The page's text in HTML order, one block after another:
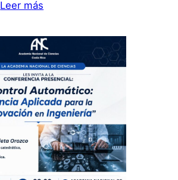
Leer más
Internacional
de
Videos
“Descubramos
a
las
Científicas”: